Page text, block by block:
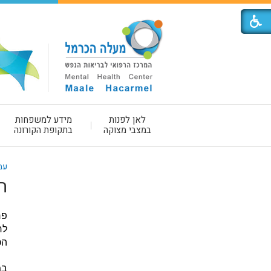
לאן לפנות
במצבי מצוקה
מידע למשפחות
בתקופת הקורונה